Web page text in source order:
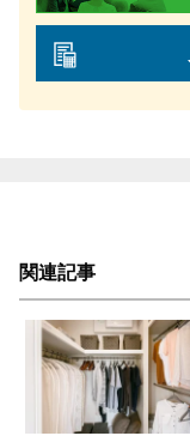
関連記事